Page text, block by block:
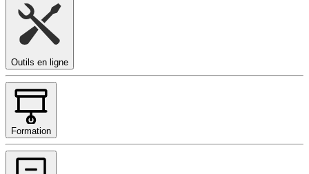
Outils en ligne
Formation